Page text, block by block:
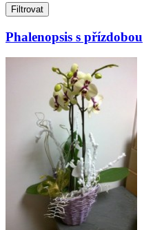
Filtrovat
Phalenopsis s přízdobou